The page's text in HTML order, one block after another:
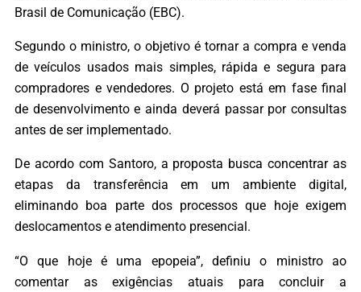
Brasil de Comunicação (EBC).
Segundo o ministro, o objetivo é tornar a compra e venda
de veículos usados mais simples, rápida e segura para
compradores e vendedores. O projeto está em fase final
de desenvolvimento e ainda deverá passar por consultas
antes de ser implementado.
De acordo com Santoro, a proposta busca concentrar as
etapas da transferência em um ambiente digital,
eliminando boa parte dos processos que hoje exigem
deslocamentos e atendimento presencial.
“O que hoje é uma epopeia”, definiu o ministro ao
comentar as exigências atuais para concluir a